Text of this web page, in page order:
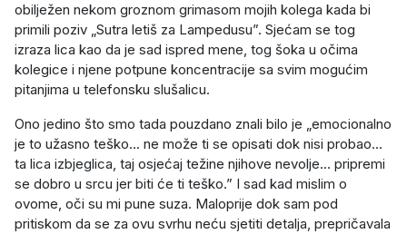
obilježen nekom groznom grimasom mojih kolega kada bi
primili poziv „Sutra letiš za Lampedusu”. Sjećam se tog
izraza lica kao da je sad ispred mene, tog šoka u očima
kolegice i njene potpune koncentracije sa svim mogućim
pitanjima u telefonsku slušalicu.
Ono jedino što smo tada pouzdano znali bilo je „emocionalno
je to užasno teško... ne može ti se opisati dok nisi probao...
ta lica izbjeglica, taj osjećaj težine njihove nevolje... pripremi
se dobro u srcu jer biti će ti teško.” I sad kad mislim o
ovome, oči su mi pune suza. Maloprije dok sam pod
pritiskom da se za ovu svrhu neću sjetiti detalja, prepričavala